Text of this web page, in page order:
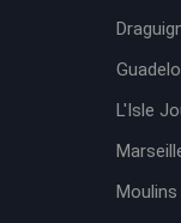
L'Isle
Moulins